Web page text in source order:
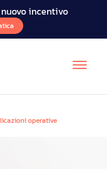
incentivo
operative